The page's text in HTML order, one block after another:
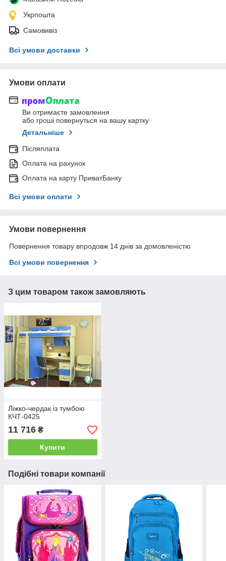
Укрпошта
Самовивіз
Всі умови доставки
Умови оплати
Ви отримаєте замовлення
або гроші повернуться на вашу картку
Детальніше
Післяплата
Оплата на рахунок
Оплата на карту ПриватБанку
Всі умови оплати
Умови повернення
Повернення товару впродовж 14 днів за домовленістю
Всі умови повернення
З цим товаром також замовляють
Ліжко-чердак із тумбою
КЧТ-0425
11 716 ₴
Купити
Подібні товари компанії